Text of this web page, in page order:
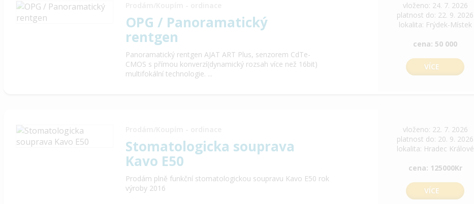
OPG / Panoramatický
rentgen
Panoramatický rentgen AJAT ART Plus, senzorem CdTe-
CMOS s přímou konverzí(dynamický rozsah více než 16bit)
multifokální technologie. ...
vloženo: 24. 7. 2026
platnost do: 22. 9. 2026
lokalita: Frýdek-Místek
cena: 50 000
VÍCE
Stomatologicka souprava
Kavo E50
Prodám plně funkční stomatologickou soupravu Kavo E50 rok
výroby 2016
vloženo: 22. 7. 2026
platnost do: 20. 9. 2026
lokalita: Hradec Králové
cena: 125000Kr
VÍCE